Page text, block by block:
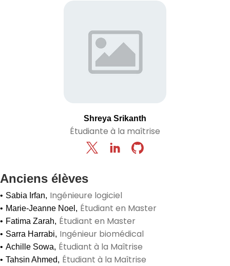
Shreya Srikanth
Étudiante à la maîtrise
Anciens élèves
• Sabia Irfan, Ingénieure logiciel
• Marie-Jeanne Noel , Étudiant en Master
• Fatima Zarah, Étudiant en Master
• Sarra Harrabi, Ingénieur biomédical
• Achille Sowa, Étudiant à la Maîtrise
• Tahsin Ahmed, Étudiant à la Maîtrise